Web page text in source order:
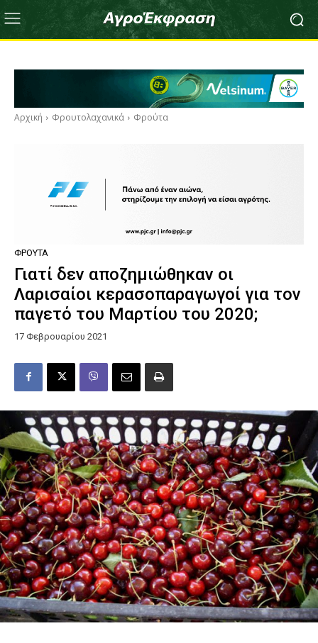
Αρχική Φρουτολαχανικά Φρούτα
ΦΡΟΎΤΑ
Γιατί δεν αποζημιώθηκαν οι
Λαρισαίοι κερασοπαραγωγοί για τον
παγετό του Μαρτίου του 2020;
17 Φεβρουαρίου 2021